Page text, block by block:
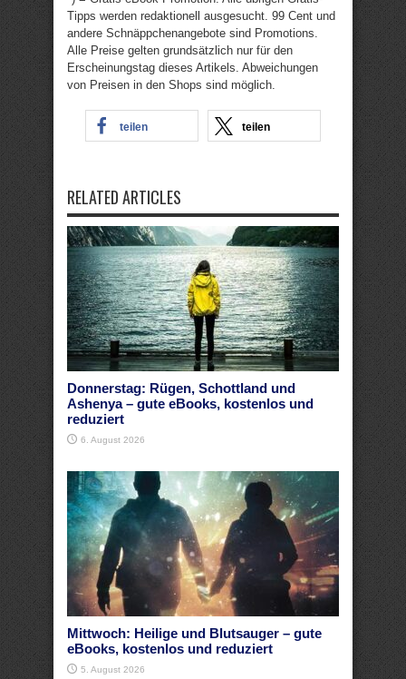
Tipps werden redaktionell ausgesucht. 99 Cent und
andere Schnäppchenangebote sind Promotions.
Alle Preise gelten grundsätzlich nur für den
Erscheinungstag dieses Artikels. Abweichungen
von Preisen in den Shops sind möglich.
teilen teilen
RELATED ARTICLES
Donnerstag: Rügen, Schottland und
Ashenya – gute eBooks, kostenlos und
reduziert
6. August 2026
Mittwoch: Heilige und Blutsauger – gute
eBooks, kostenlos und reduziert
5. August 2026